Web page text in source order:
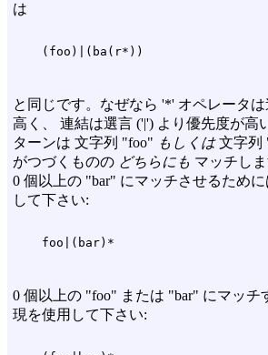
は
と同じです。なぜなら '*' オペレータ
高く、 連結は選言 ('|') より優先度が高
ターンは 文字列 "foo" もしくは文字列
がつづくものの どちらにも マッチし
0 個以上の "bar" にマッチさせるため
して下さい:
0 個以上の "foo" または "bar" にマッチ
現を使用して下さい: